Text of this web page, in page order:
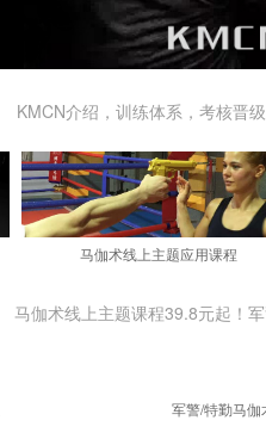
KMCN介绍，训练体系，考核晋
马伽术线上主题应用课程
马伽术线上主题课程39.8元起！
军警/特勤马